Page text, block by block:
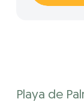
Playa de